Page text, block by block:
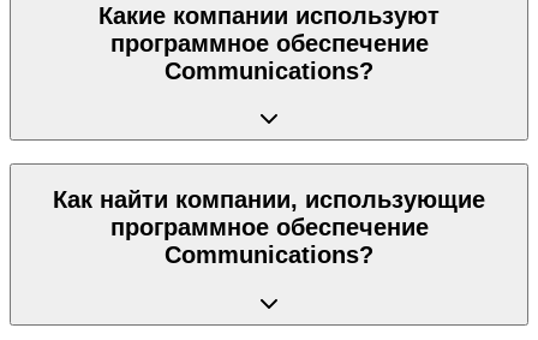
Какие компании используют
программное обеспечение
Communications?
Как найти компании, использующие
программное обеспечение
Communications?